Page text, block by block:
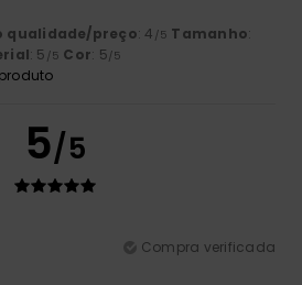
qualidade/preço: 4 /5 Tamanho:
: 5 /5 Cor: 5/5
5/5
Compra verificada